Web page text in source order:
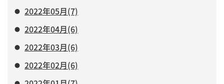
2022年05月(7)
2022年04月(6)
2022年03月(6)
2022年02月(6)